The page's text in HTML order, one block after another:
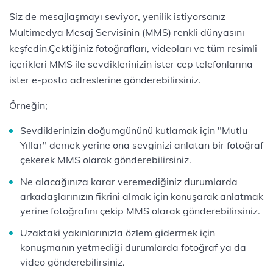
Siz de mesajlaşmayı seviyor, yenilik istiyorsanız
Multimedya Mesaj Servisinin (MMS) renkli dünyasını
keşfedin.Çektiğiniz fotoğrafları, videoları ve tüm resimli
içerikleri MMS ile sevdiklerinizin ister cep telefonlarına
ister e-posta adreslerine gönderebilirsiniz.
Örneğin;
Sevdiklerinizin doğumgününü kutlamak için "Mutlu
Yıllar" demek yerine ona sevginizi anlatan bir fotoğraf
çekerek MMS olarak gönderebilirsiniz.
Ne alacağınıza karar veremediğiniz durumlarda
arkadaşlarınızın fikrini almak için konuşarak anlatmak
yerine fotoğrafını çekip MMS olarak gönderebilirsiniz.
Uzaktaki yakınlarınızla özlem gidermek için
konuşmanın yetmediği durumlarda fotoğraf ya da
video gönderebilirsiniz.